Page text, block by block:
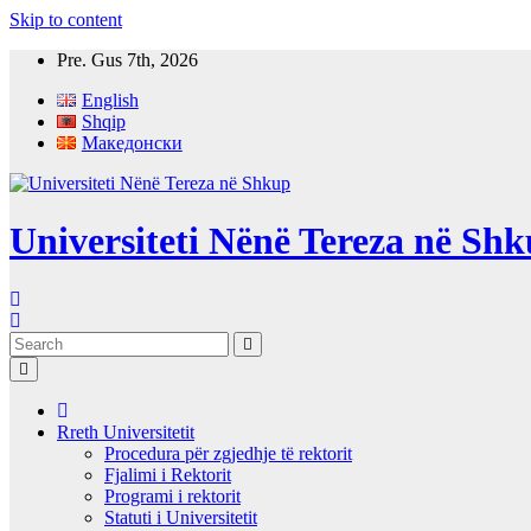
Skip to content
Pre. Gus 7th, 2026
English
Shqip
Македонски
Universiteti Nënë Tereza në
Rreth Universitetit
Procedura për zgjedhje të rektorit
Fjalimi i Rektorit
Programi i rektorit
Statuti i Universitetit